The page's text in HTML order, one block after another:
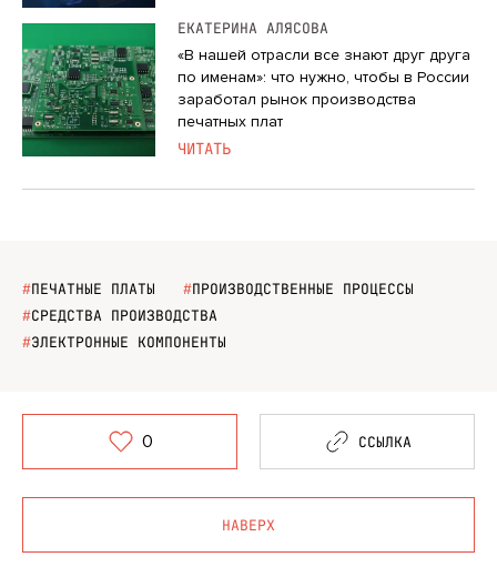
ЕКАТЕРИНА АЛЯСОВА
«В нашей отрасли все знают друг друга
по именам»: что нужно, чтобы в России
заработал рынок производства
печатных плат
ЧИТАТЬ
#ПЕЧАТНЫЕ ПЛАТЫ #ПРОИЗВОДСТВЕННЫЕ ПРОЦЕССЫ
#СРЕДСТВА ПРОИЗВОДСТВА
#ЭЛЕКТРОННЫЕ КОМПОНЕНТЫ
0 ССЫЛКА
НАВЕРХ